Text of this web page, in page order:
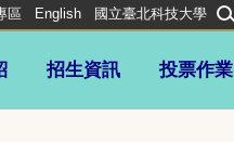
招生資訊 投票作業
區 English 國立臺北科技大學